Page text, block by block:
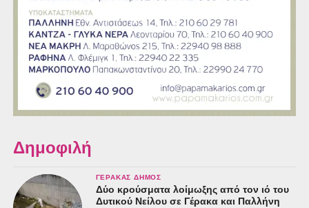
Δημοφιλή
ΓΈΡΑΚΑΣ ΔΉΜΟΣ
Δύο κρούσματα λοίμωξης από τον ιό του
Δυτικού Νείλου σε Γέρακα και Παλλήνη